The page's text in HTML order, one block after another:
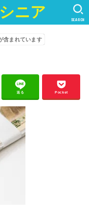
ニア SEARCH
含まれています
送る Pocket